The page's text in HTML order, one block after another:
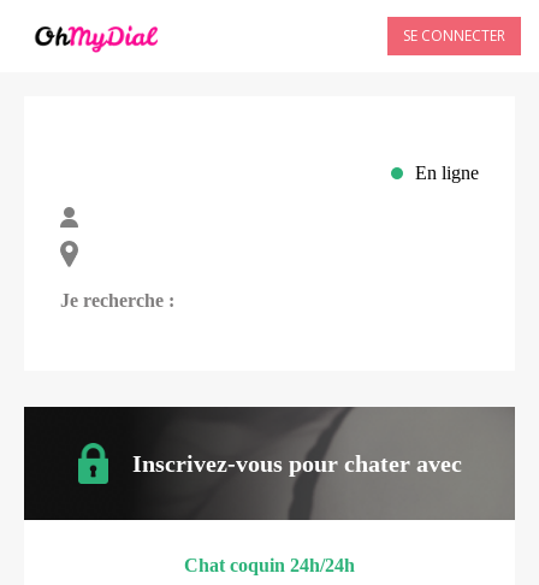
SE CONNECTER
En ligne
Je recherche :
Inscrivez-vous pour chater avec
Chat coquin 24h/24h